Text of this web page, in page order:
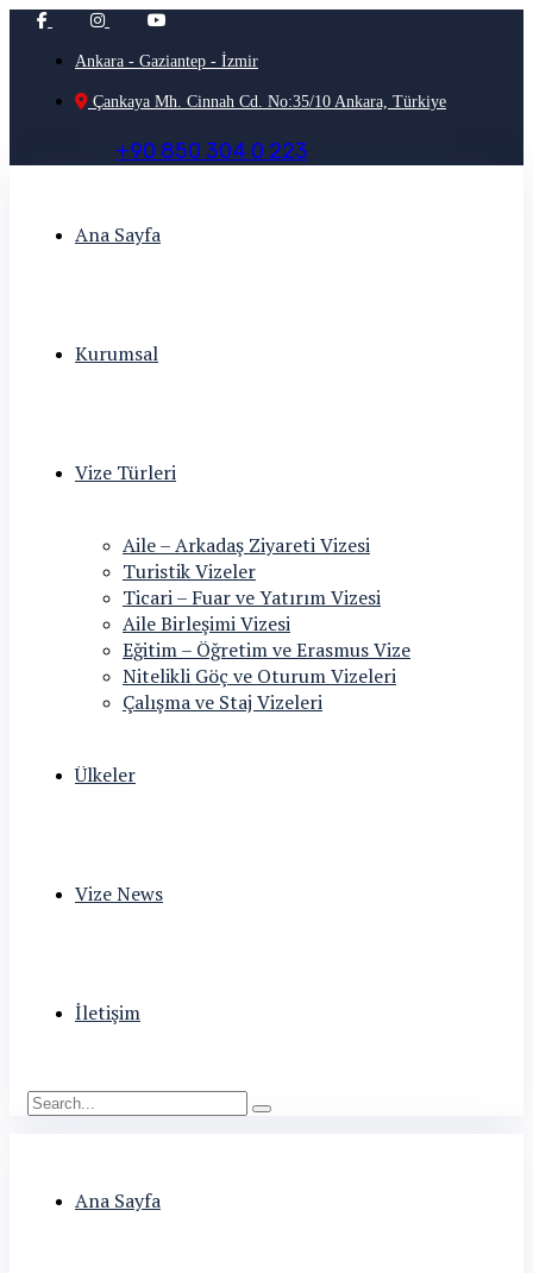
Ankara - Gaziantep - İzmir
Çankaya Mh. Cinnah Cd. No:35/10 Ankara, Türkiye
+90 850 304 0 223
Ana Sayfa
Kurumsal
Vize Türleri
Aile – Arkadaş Ziyareti Vizesi
Turistik Vizeler
Ticari – Fuar ve Yatırım Vizesi
Aile Birleşimi Vizesi
Eğitim – Öğretim ve Erasmus Vize
Nitelikli Göç ve Oturum Vizeleri
Çalışma ve Staj Vizeleri
Ülkeler
Vize News
İletişim
Ana Sayfa